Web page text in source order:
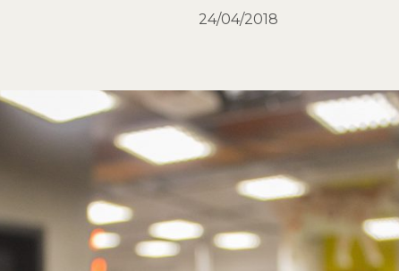
24/04/2018